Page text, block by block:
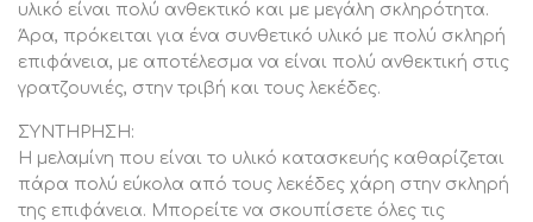
κατάλληλα έπιπλα ή διακοσμητικά, όπως κομοδίνα ή
ένα ωραίο wall-art, για να πλαισιώσετε αυτό το όμορφο
κρεβάτι.
1) Το κρεβάτι διατίθεται σε πακέτο αμοντάριστο με
αναλυτικές οδηγίες συναρμολόγησης.
2) Στην τιμή δεν συμπεριλαμβάνεται το στρώμα
υλικό είναι πολύ ανθεκτικό και με μεγάλη σκληρότητα.
Άρα, πρόκειται για ένα συνθετικό υλικό με πολύ σκληρή
επιφάνεια, με αποτέλεσμα να είναι πολύ ανθεκτική στις
γρατζουνιές, στην τριβή και τους λεκέδες.
ΣΥΝΤΗΡΗΣΗ:
Η μελαμίνη που είναι το υλικό κατασκευής καθαρίζεται
πάρα πολύ εύκολα από τους λεκέδες χάρη στην σκληρή
της επιφάνεια. Μπορείτε να σκουπίσετε όλες τις